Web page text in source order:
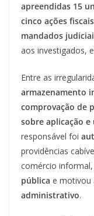
apreendidas 15
cinco ações
mandados
aos investigados,
Entre as
armazenamento
comprovação de
sobre aplicação e
responsável foi
providências
comércio
pública e motivou
administrativo.